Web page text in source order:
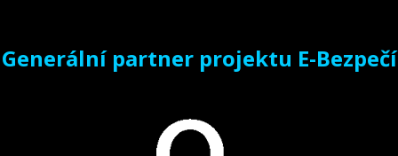
Generální partner projektu E-Bezpečí